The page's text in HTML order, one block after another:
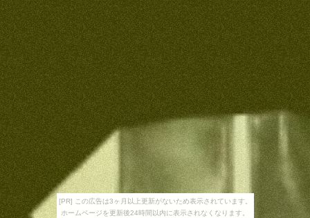
[PR] この広告は3ヶ月以上更新がないため表示されています。
ホームページを更新後24時間以内に表示されなくなります。